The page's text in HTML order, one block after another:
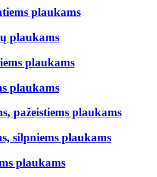
plaukams
plaukams
plaukams
plaukams
pažeistiems plaukams
silpniems plaukams
plaukams